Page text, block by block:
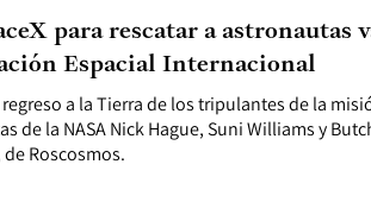
a la Tierra de los tripulantes de la
de la NASA Nick Hague, Suni Williams y
Roscosmos.
para rescatar a astronautas
Espacial Internacional